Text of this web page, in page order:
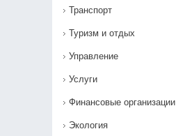
Транспорт
Туризм и отдых
Управление
Услуги
Финансовые организации
Экология